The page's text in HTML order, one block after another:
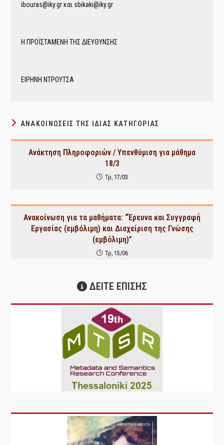
ibouras@iky.gr και sbikaki@iky.gr
Η ΠΡΟΪΣΤΑΜΕΝΗ ΤΗΣ ΔΙΕΥΘΥΝΣΗΣ
ΕΙΡΗΝΗ ΝΤΡΟΥΤΣΑ
ΑΝΑΚΟΙΝΏΣΕΙΣ ΤΗΣ ΊΔΙΑΣ ΚΑΤΗΓΟΡΊΑΣ
Ανάκτηση Πληροφοριών / Υπενθύμιση για μάθημα
18/3
Τρ, 17/03
Ανακοίνωση για τα μαθήματα: “Έρευνα και Συγγραφή
Εργασίας (εμβόλιμη) και Διαχείριση της Γνώσης
(εμβόλιμη)”
Τρ, 15/06
ΔΕΙΤΕ ΕΠΙΣΗΣ